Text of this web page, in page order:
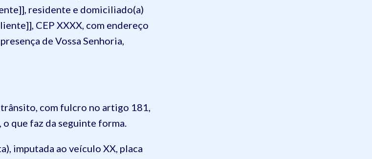
residente e domiciliado(a)
CEP XXXX, com endereço
de Vossa Senhoria,
com fulcro no artigo 181,
que faz da seguinte forma.
imputada ao veículo XX, placa